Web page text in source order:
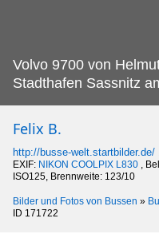
Volvo 9700 von
Stadthafen Sassnitz
Felix B.
http://busse-welt.startbilder.de/
EXIF: NIKON COOLPIX L830 ,
ISO125, Brennweite: 123/10
Bilder und Fotos von Bussen »
ID 171722